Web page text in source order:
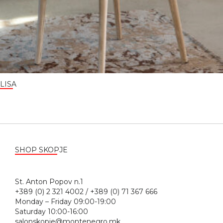
LISA
SHOP SKOPJE
St. Anton Popov n.1
+389 (0) 2 321 4002 / +389 (0) 71 367 666
Monday – Friday 09:00-19:00
Saturday 10:00-16:00